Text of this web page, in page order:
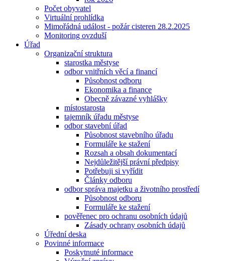
Počet obyvatel
Virtuální prohlídka
Mimořádná událost - požár cisteren 28.2.2025
Monitoring ovzduší
Úřad
Organizační struktura
starostka městyse
odbor vnitřních věcí a financí
Působnost odboru
Ekonomika a finance
Obecně závazné vyhlášky
místostarosta
tajemník úřadu městyse
odbor stavební úřad
Působnost stavebního úřadu
Formuláře ke stažení
Rozsah a obsah dokumentací
Nejdůležitější právní předpisy
Potřebuji si vyřídit
Články odboru
odbor správa majetku a životního prostředí
Působnost odboru
Formuláře ke stažení
pověřenec pro ochranu osobních údajů
Zásady ochrany osobních údajů
Úřední deska
Povinné informace
Poskytnuté informace